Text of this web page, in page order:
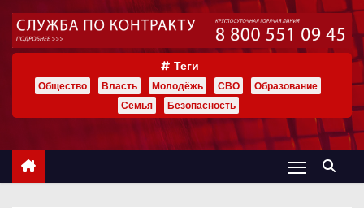
ж
Теги
Общество Власть Молодёжь СВО
Образование
Семья
Безопасность